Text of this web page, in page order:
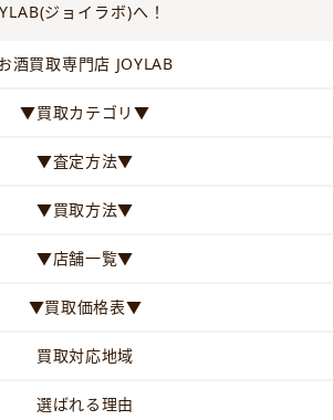
ジョイラボ)へ！
酒買取専門店 JOYLAB
▼買取カテゴリ▼
▼査定方法▼
▼買取方法▼
▼店舗一覧▼
▼買取価格表▼
買取対応地域
選ばれる理由